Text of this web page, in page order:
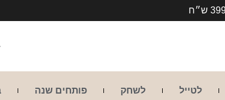
לטייל לשחק פותחים שנה